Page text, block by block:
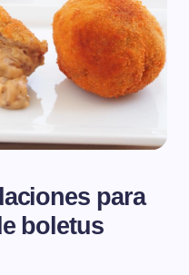
para
boletus